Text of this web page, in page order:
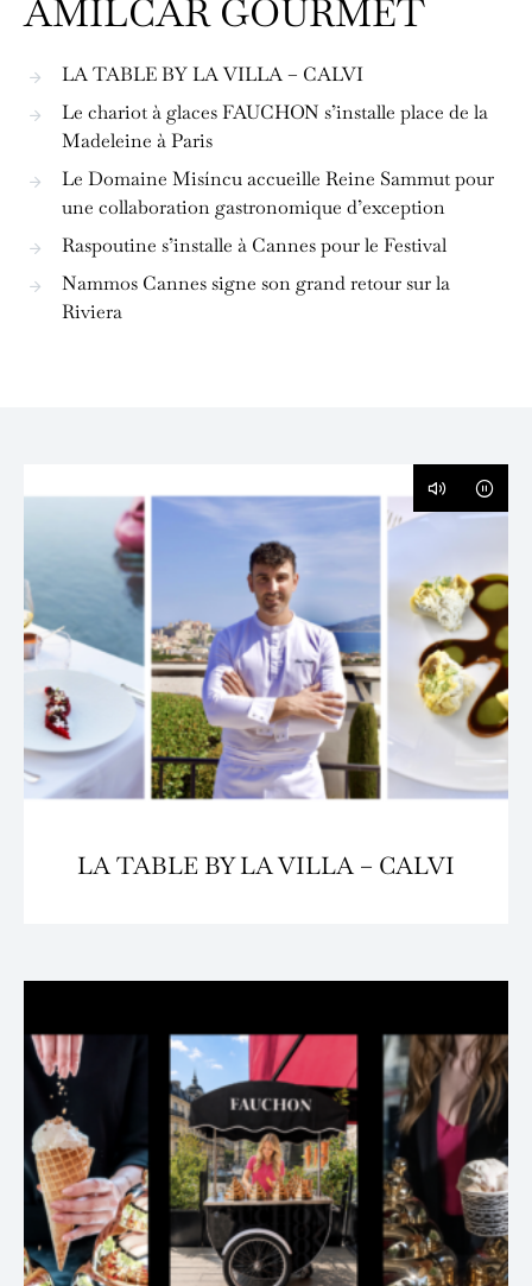
AMILCAR GOURMET
LA TABLE BY LA VILLA – CALVI
Le chariot à glaces FAUCHON s’installe place de la
Madeleine à Paris
Le Domaine Misíncu accueille Reine Sammut pour
une collaboration gastronomique d’exception
Raspoutine s’installe à Cannes pour le Festival
Nammos Cannes signe son grand retour sur la
Riviera
LA TABLE BY LA VILLA – CALVI